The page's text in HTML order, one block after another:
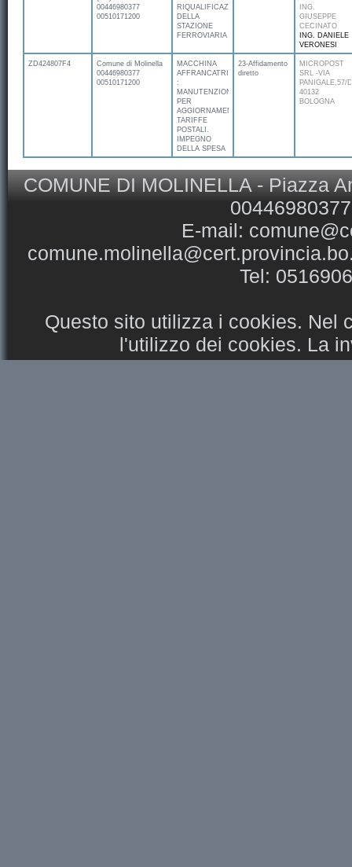
00446980377
00510171200
RIQUALIFICAZIONE
DELLA
STAZIONE
FERROVIARIA
ING.
GIUSEPPE
CECINATO
ING. DANIELE
VERONESI
ZD424807F4
Comune di Molinella
00446980377
00510171200
MACCHINA
AFFRANCATRICE
:
MANUTENZIONE
PER
AGGIORNAMENTO
TARIFFE
POSTALI.
IMPEGNO
DELLA SPESA
23-Affidamento
diretto
MICROPOST
SRL -VIA
PANIGALE,57/
40132
BOLOGNA
COMUNE DI MOLINELLA - Piazza
E-mail:
Tel:
Questo sito utilizza i cookies. Nel
l'utilizzo dei cookies. La